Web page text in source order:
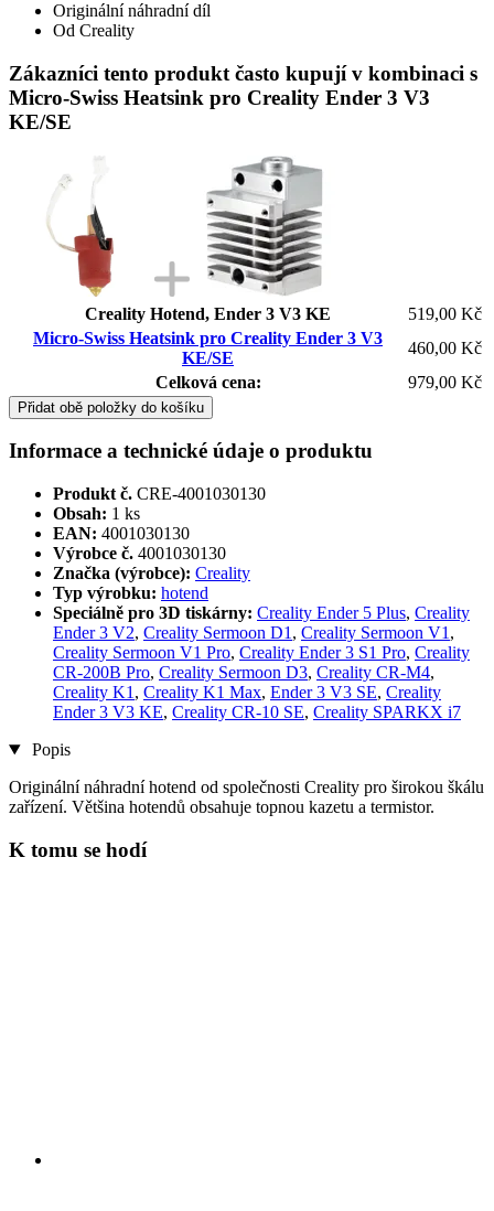
Originální náhradní díl
Od Creality
Zákazníci tento produkt často kupují v kombinaci s
Micro-Swiss Heatsink pro Creality Ender 3 V3
KE/SE
Creality Hotend, Ender 3 V3 KE
519,00 Kč
Micro-Swiss Heatsink pro Creality Ender 3 V3
KE/SE
460,00 Kč
Celková cena:
979,00 Kč
Přidat obě položky do košíku
Informace a technické údaje o produktu
Produkt č. CRE-4001030130
Obsah: 1 ks
EAN: 4001030130
Výrobce č. 4001030130
Značka (výrobce): Creality
Typ výrobku: hotend
Speciálně pro 3D tiskárny: Creality Ender 5 Plus, Creality
Ender 3 V2, Creality Sermoon D1 , Creality Sermoon V1 ,
Creality Sermoon V1 Pro, Creality Ender 3 S1 Pro, Creality
CR-200B Pro, Creality Sermoon D3, Creality CR-M4,
Creality K1 , Creality K1 Max, Ender 3 V3 SE, Creality
Ender 3 V3 KE, Creality CR-10 SE, Creality SPARKX i7
Popis
Originální náhradní hotend od společnosti Creality pro širokou škálu
zařízení. Většina hotendů obsahuje topnou kazetu a termistor.
K tomu se hodí